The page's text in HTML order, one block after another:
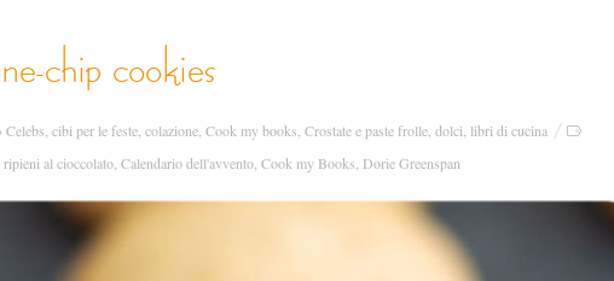
chip cookies
Celebs cibi per le feste colazione Cook my books Crostate e paste frolle dolci libri di cucina
al cioccolato Calendario dell'avvento Cook my Books Dorie Greenspan